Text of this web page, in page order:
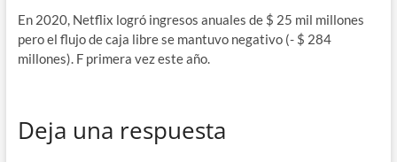
En 2020, Netflix logró ingresos anuales de $ 25 mil millones
pero el flujo de caja libre se mantuvo negativo (- $ 284
millones). F primera vez este año.
Deja una respuesta